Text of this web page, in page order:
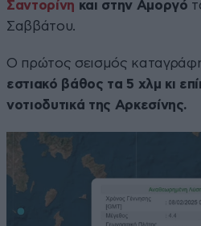
Σαντορίνη και στην Αμοργό
Σαββάτου.
Ο πρώτος σεισμός
εστιακό βάθος τα 5 χλμ κι
νοτιοδυτικά της Αρκεσίνης.